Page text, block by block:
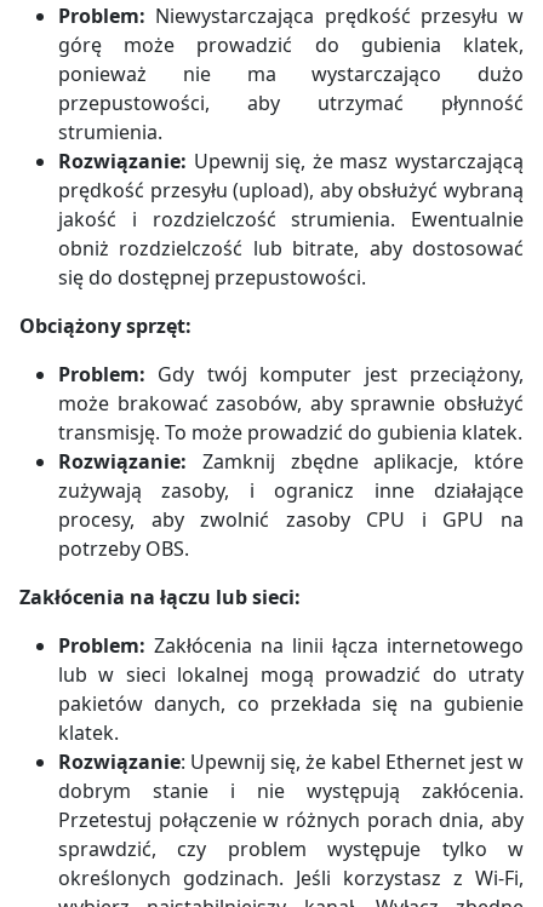
Problem: Niewystarczająca prędkość przesyłu w
górę może prowadzić do gubienia klatek,
ponieważ nie ma wystarczająco dużo
przepustowości, aby utrzymać płynność
strumienia.
Rozwiązanie: Upewnij się, że masz wystarczającą
prędkość przesyłu (upload), aby obsłużyć wybraną
jakość i rozdzielczość strumienia. Ewentualnie
obniż rozdzielczość lub bitrate, aby dostosować
się do dostępnej przepustowości.
Obciążony sprzęt:
Problem: Gdy twój komputer jest przeciążony,
może brakować zasobów, aby sprawnie obsłużyć
transmisję. To może prowadzić do gubienia klatek.
Rozwiązanie: Zamknij zbędne aplikacje, które
zużywają zasoby, i ogranicz inne działające
procesy, aby zwolnić zasoby CPU i GPU na
potrzeby OBS.
Zakłócenia na łączu lub sieci:
Problem: Zakłócenia na linii łącza internetowego
lub w sieci lokalnej mogą prowadzić do utraty
pakietów danych, co przekłada się na gubienie
klatek.
Rozwiązanie: Upewnij się, że kabel Ethernet jest w
dobrym stanie i nie występują zakłócenia.
Przetestuj połączenie w różnych porach dnia, aby
sprawdzić, czy problem występuje tylko w
określonych godzinach. Jeśli korzystasz z Wi-Fi,